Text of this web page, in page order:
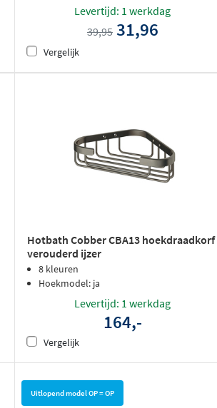
Levertijd: 1 werkdag
39,95 31,96
Vergelijk
Hotbath Cobber CBA13 hoekdraadkorf
verouderd ijzer
8 kleuren
Hoekmodel: ja
Levertijd: 1 werkdag
164,-
Vergelijk
Uitlopend model OP = OP